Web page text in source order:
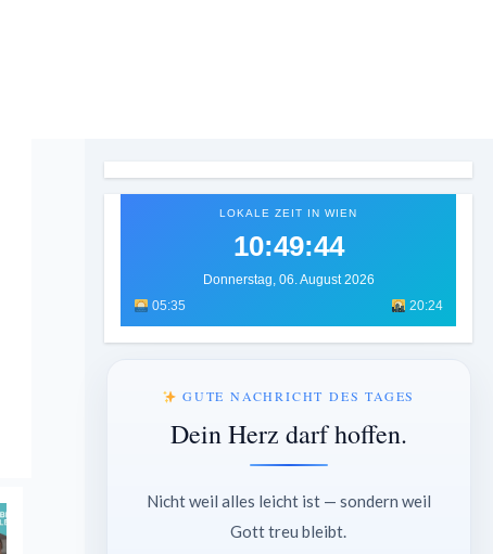
LOKALE ZEIT IN WIEN
10:49:45
Donnerstag, 06. August 2026
05:35
20:24
GUTE NACHRICHT DES TAGES
Dein Herz darf hoffen.
Nicht weil alles leicht ist — sondern weil
Gott treu bleibt.